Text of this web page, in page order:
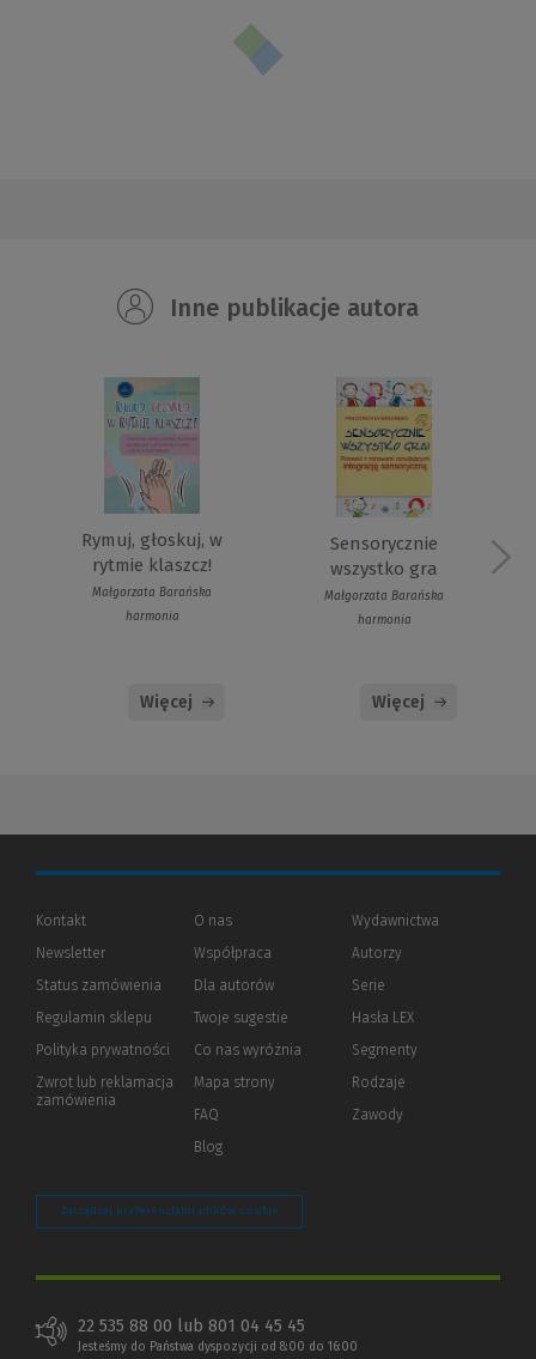
Inne publikacje autora
Rymuj, głoskuj, w
rytmie klaszcz!
Małgorzata Barańska
harmonia
Więcej
Sensorycznie
wszystko gra
Małgorzata Barańska
harmonia
Więcej
Kontakt
Newsletter
Status zamówienia
Regulamin sklepu
Polityka prywatności (Nowe
(Link
innej
Zwrot lub reklamacja
zamówienia
O nas
Współpraca
Dla autorów(Nowe
(Link
innej
Twoje sugestie
Co nas wyróżnia
Mapa strony
FAQ
Blog
Wydawnictwa
Autorzy
Serie
Hasła LEX
Segmenty
Rodzaje
Zawody
Zarządzaj preferencjami plików cookie
22 535 88 00 lub 801 04 45 45
Jesteśmy do Państwa dyspozycji od 8:00 do 16:00